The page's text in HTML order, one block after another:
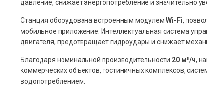
давление, снижает энергопотребление и значительно
Станция оборудована встроенным модулем Wi-Fi,
мобильное приложение. Интеллектуальная система
двигателя, предотвращает гидроудары и снижает
Благодаря номинальной производительности 20 м³/ч,
коммерческих объектов, гостиничных комплексов,
водопотреблением.